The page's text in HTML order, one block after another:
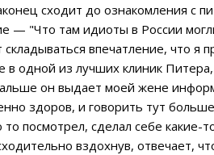
сходит до ознакомления с
— "Что там идиоты в России
впечатление, что я
в одной из лучших клиник
он выдает моей жене
здоров, и говорить тут больше
посмотрел, сделал себе какие-
вздохнув, отвечает,